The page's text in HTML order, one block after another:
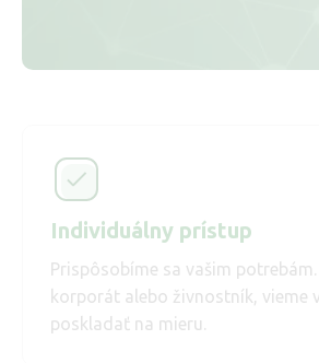
Individuálny prístup
Prispôsobíme sa vašim potrebám.
korporát alebo živnostník, vieme
poskladať na mieru.